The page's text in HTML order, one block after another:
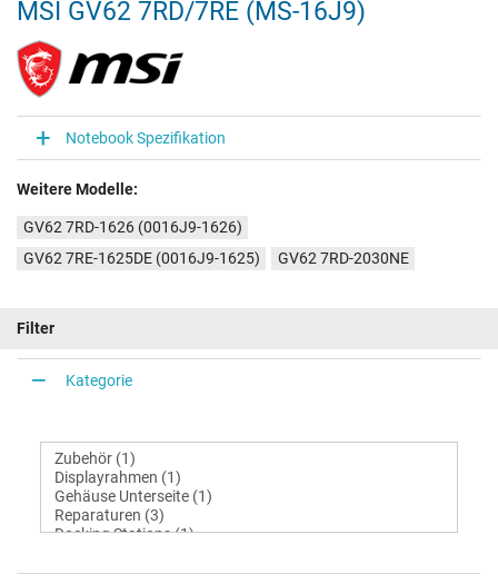
MSI GV62 7RD/7RE (MS-16J9)
Notebook Spezifikation
Weitere Modelle:
GV62 7RD-1626 (0016J9-1626)
GV62 7RE-1625DE (0016J9-1625)
GV62 7RD-2030NE
Filter
Kategorie